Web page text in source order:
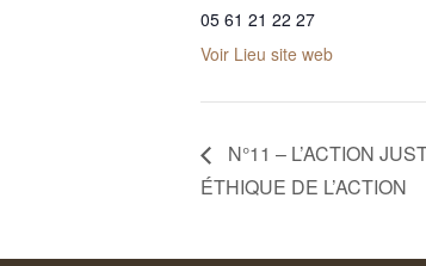
05 61 21 22 27
Voir Lieu site web
N°11 – L’ACTION
ÉTHIQUE DE L’ACTION